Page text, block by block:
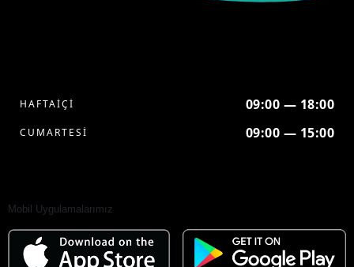
HAFTAİÇİ 09:00 — 18:00
CUMARTESİ 09:00 — 15:00
Mobil Uygulamalarımız